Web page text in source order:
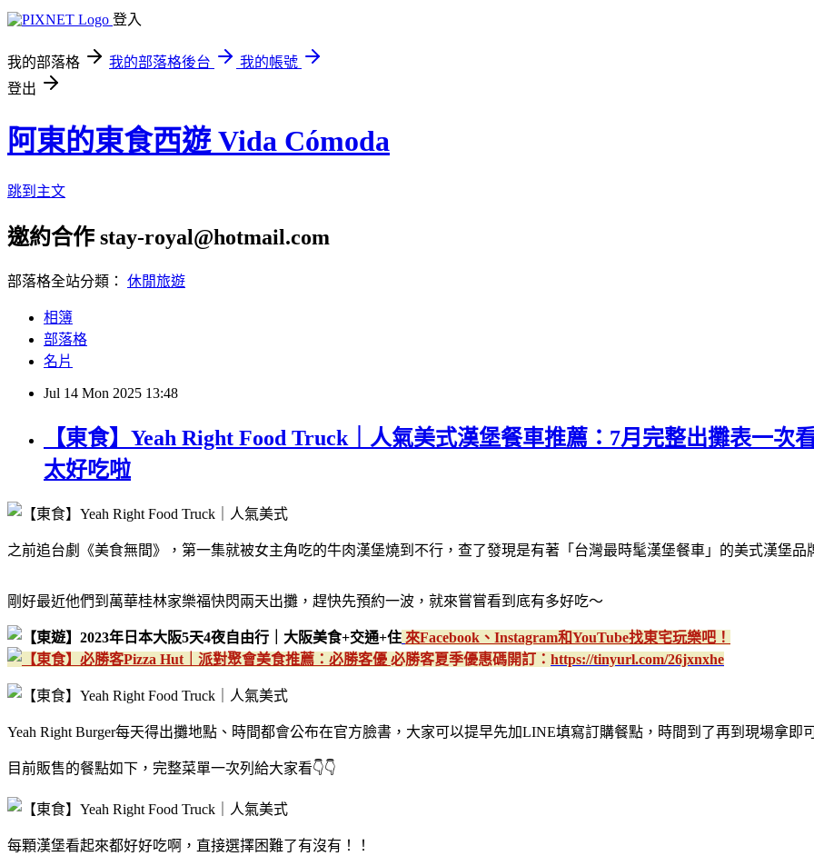
登入
我的部落格 我的部落格後台
我的帳號
登出
阿東的東食西遊 Vida Cómoda
跳到主文
邀約合作 stay-royal@hotmail.com
部落格全站分類： 休閒旅遊
相簿
部落格
名片
Jul 14 Mon 2025 13:48
【東食】Yeah Right Food Truck｜人氣美式漢堡餐車推薦：7月完整出攤表一
太好吃啦
之前追台劇《美食無間》，第一集就被女主角吃的牛肉漢堡燒到不行，查了發現是有著「台灣最時髦漢堡餐車」的美式漢堡品
剛好最近他們到萬華桂林家樂福快閃兩天出攤，趕快先預約一波，就來嘗嘗看到底有多好吃～
來Facebook、Instagram和YouTube找東宅玩樂吧！
必勝客夏季優惠碼開訂： https://tinyurl.com/26jxnxhe
Yeah Right Burger每天得出攤地點、時間都會公布在官方臉書，大家可以提早先加LINE填寫訂購餐點，時間到了再到現場拿即
目前販售的餐點如下，完整菜單一次列給大家看👇👇
每顆漢堡看起來都好好吃啊，直接選擇困難了有沒有！！